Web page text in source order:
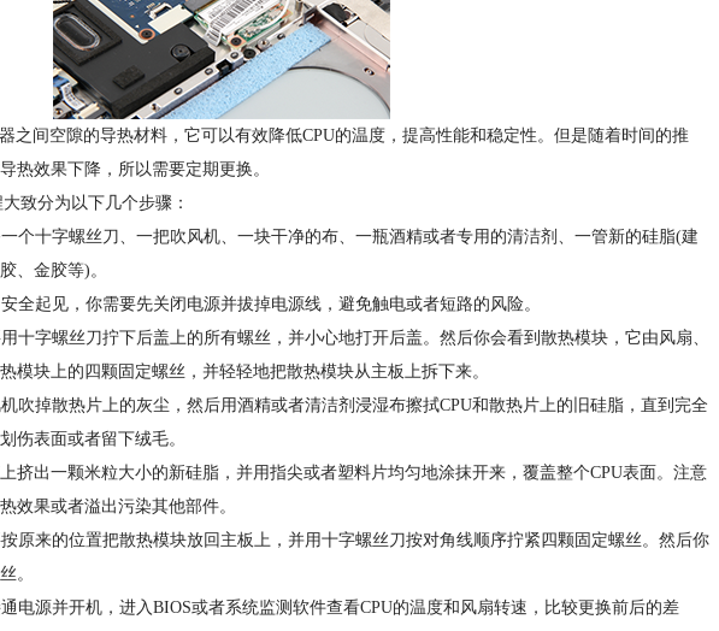
间空隙的导热材料，它可以有效降低CPU的温度，提高性能和稳定性。但是随着时间的推
热效果下降，所以需要定期更换。
分为以下几个步骤：
十字螺丝刀、一把吹风机、一块干净的布、一瓶酒精或者专用的清洁剂、一管新的硅脂(建
、金胶等)。
起见，你需要先关闭电源并拔掉电源线，避免触电或者短路的风险。
字螺丝刀拧下后盖上的所有螺丝，并小心地打开后盖。然后你会看到散热模块，它由风扇、
模块上的四颗固定螺丝，并轻轻地把散热模块从主板上拆下来。
掉散热片上的灰尘，然后用酒精或者清洁剂浸湿布擦拭CPU和散热片上的旧硅脂，直到完全
伤表面或者留下绒毛。
出一颗米粒大小的新硅脂，并用指尖或者塑料片均匀地涂抹开来，覆盖整个CPU表面。注意
效果或者溢出污染其他部件。
来的位置把散热模块放回主板上，并用十字螺丝刀按对角线顺序拧紧四颗固定螺丝。然后你
。
源并开机，进入BIOS或者系统监测软件查看CPU的温度和风扇转速，比较更换前后的差